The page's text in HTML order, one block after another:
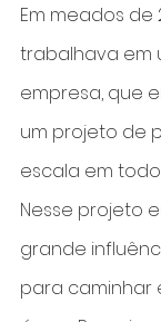
Em meados de
trabalhava em
empresa, que
um projeto de
escala em
Nesse projeto
grande
para caminhar